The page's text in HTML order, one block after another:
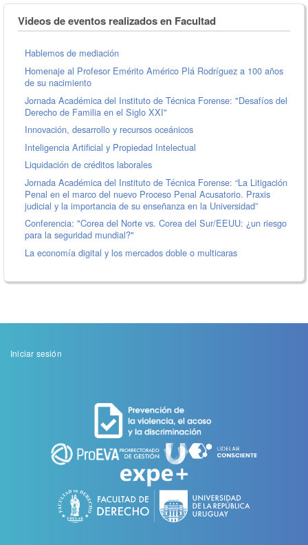
Videos de eventos realizados en Facultad
Hablemos de mediación
Homenaje al Profesor Emérito Américo Plá Rodríguez a 100 años
de su nacimiento
Jornada Académica del Instituto de Técnica Forense: "Desafíos del
Derecho de Familia en el Siglo XXI"
Innovación, desarrollo y recursos oceánicos
Inteligencia Artificial y Propiedad Intelectual
Liquidación de créditos laborales
Jornada Académica del Instituto de Técnica Forense: “La Litigación
Penal en el marco del nuevo Proceso Penal Acusatorio. Praxis
judicial y la importancia de su enseñanza en la Universidad”
Conferencia: "Corea del Norte vs. Corea del Sur/EEUU: ¿un riesgo
para la seguridad mundial?"
La economía digital y los mercados doble o multicaras
Menu
Iniciar sesión